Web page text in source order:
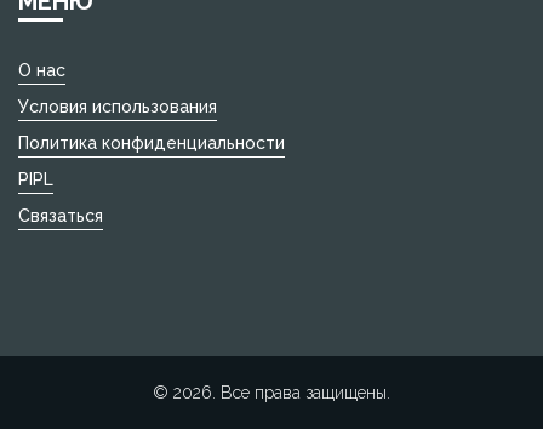
О нас
Условия использования
Политика конфиденциальности
PIPL
Связаться
© 2026. Все права защищены.